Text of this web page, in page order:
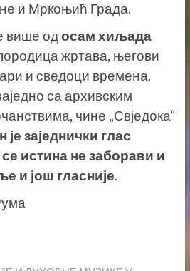
и Мркоњић Града.
више одосам хиљада
жртава, његови
и сведоци времена.
са архивским
чине „Свједока“
је заједнички глас
истина не заборави и
и још гласније.